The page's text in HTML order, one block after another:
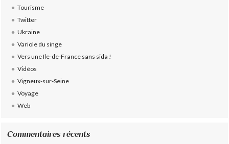
Tourisme
Twitter
Ukraine
Variole du singe
Vers une Ile-de-France sans sida !
Vidéos
Vigneux-sur-Seine
Voyage
Web
Commentaires récents